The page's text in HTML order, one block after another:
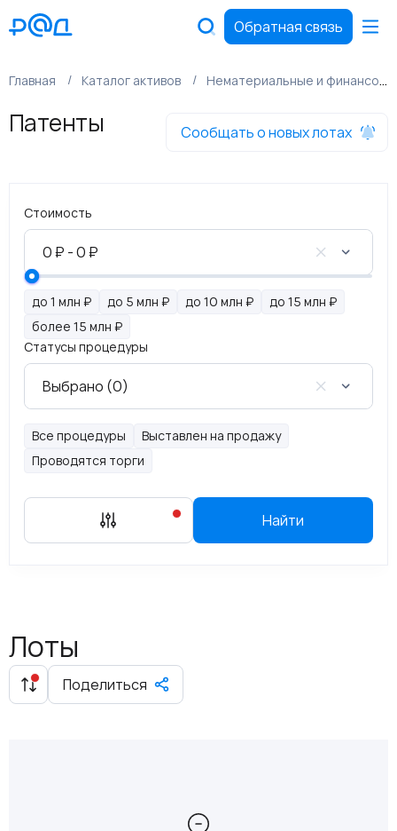
Обратная связь
Главная Каталог активов Нематериальные и финансовые активы
Патенты Сообщать о новых лотах
Стоимость
до 1 млн ₽ до 5 млн ₽ до 10 млн ₽
до 15 млн ₽
более 15 млн ₽
Статусы процедуры
Все процедуры
Выставлен на продажу
Проводятся торги
Найти
Лоты
Поделиться